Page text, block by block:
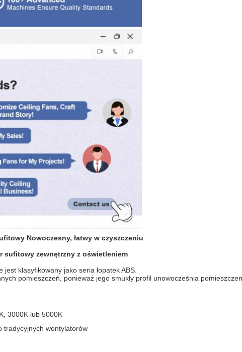
Nowoczesny, łatwy w czyszczeniu
sufitowy zewnętrzny z oświetleniem
klasyfikowany jako seria łopatek ABS.
pomieszczeń, ponieważ jego smukły profil unowocześnia
3000K lub 5000K
tradycyjnych wentylatorów